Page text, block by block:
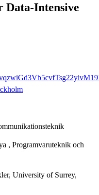
Data-Intensive
, Programvaruteknik och
University of Surrey,